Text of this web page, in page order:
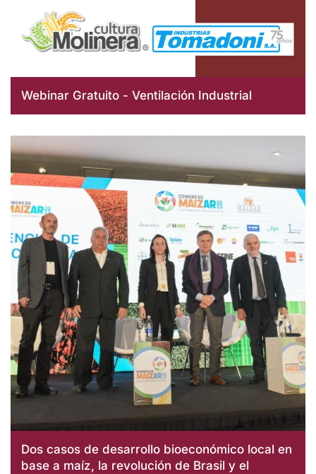
Webinar Gratuito - Ventilación Industrial
Dos casos de desarrollo bioeconómico local en
base a maíz, la revolución de Brasil y el